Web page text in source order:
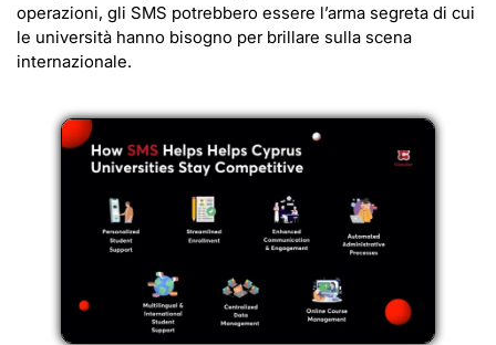
operazioni, gli SMS potrebbero essere l’arma segreta di cui
le università hanno bisogno per brillare sulla scena
internazionale.